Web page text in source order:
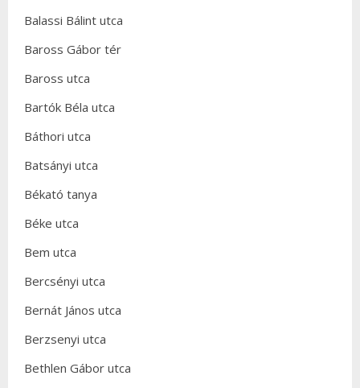
Balassi Bálint utca
Baross Gábor tér
Baross utca
Bartók Béla utca
Báthori utca
Batsányi utca
Békató tanya
Béke utca
Bem utca
Bercsényi utca
Bernát János utca
Berzsenyi utca
Bethlen Gábor utca